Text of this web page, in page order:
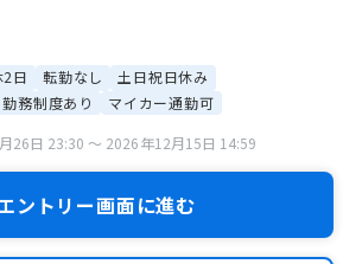
日 転勤なし
土日祝日休み
務制度あり
マイカー通勤可
26日 23:30 〜 2026年12月15日 14:59
ントリー画面に進む